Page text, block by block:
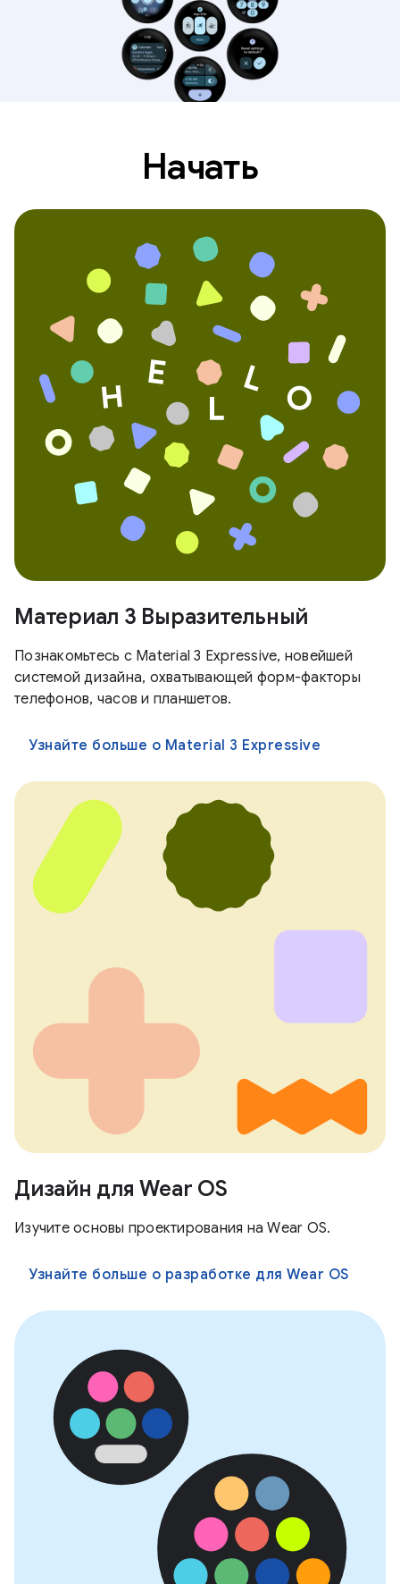
Начать
Материал 3 Выразительный
Познакомьтесь с Material 3 Expressive, новейшей
системой дизайна, охватывающей форм-факторы
телефонов, часов и планшетов.
Узнайте больше о Material 3 Expressive
Дизайн для Wear OS
Изучите основы проектирования на Wear OS.
Узнайте больше о разработке для Wear OS